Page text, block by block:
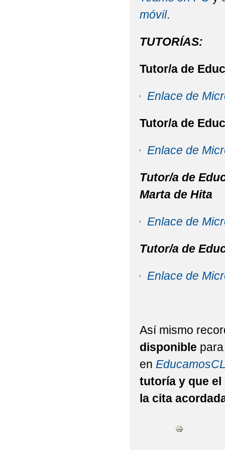
MATERIALES
PROPUESTA DE
ESCOLARES Y LIBROS
móvil.
TUTORÍAS:
Tutor/a de
Enlace de
Tutor/a de
Enlace de
Tutor/a de
Marta de Hita
Enlace de
Tutor/a de
Enlace de
Así mismo
disponible
en
tutoría y que el
la cita